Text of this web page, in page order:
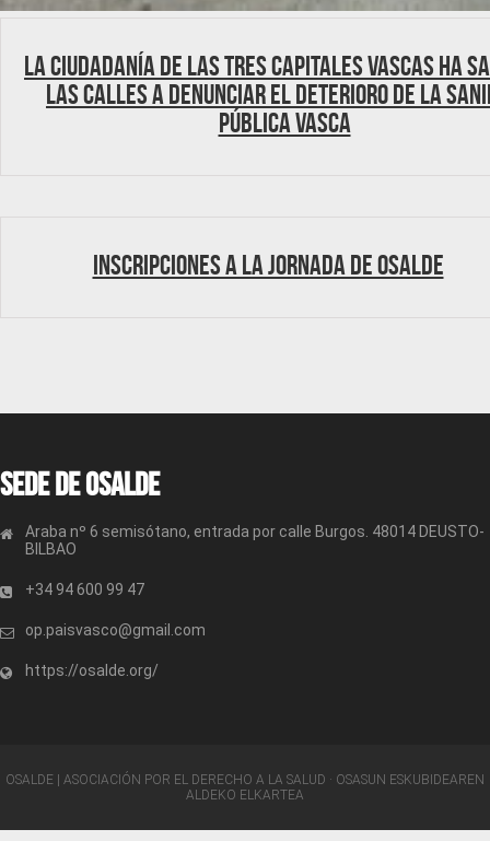
La ciudadanía de las tres capitales vascas ha
las calles a denunciar el deterioro de la
Pública vasca
Inscripciones a la Jornada de Osalde
Sede de OSALDE
Araba nº 6 semisótano, entrada por calle Burgos. 48014 DEUSTO-
BILBAO
+34 94 600 99 47
op.paisvasco@gmail.com
https://osalde.org/
OSALDE | ASOCIACIÓN POR EL DERECHO A LA SALUD · OSASUN ESKUBIDEAREN
ALDEKO ELKARTEA